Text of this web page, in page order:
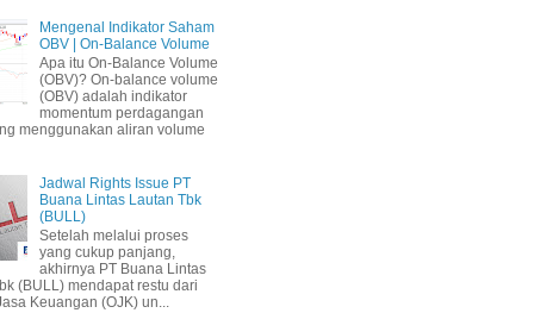
Mengenal Indikator Saham
OBV | On-Balance Volume
Apa itu On-Balance Volume
(OBV)? On-balance volume
(OBV) adalah indikator
momentum perdagangan
menggunakan aliran volume
Jadwal Rights Issue PT
Buana Lintas Lautan Tbk
(BULL)
Setelah melalui proses
yang cukup panjang,
akhirnya PT Buana Lintas
(BULL) mendapat restu dari
Keuangan (OJK) un...